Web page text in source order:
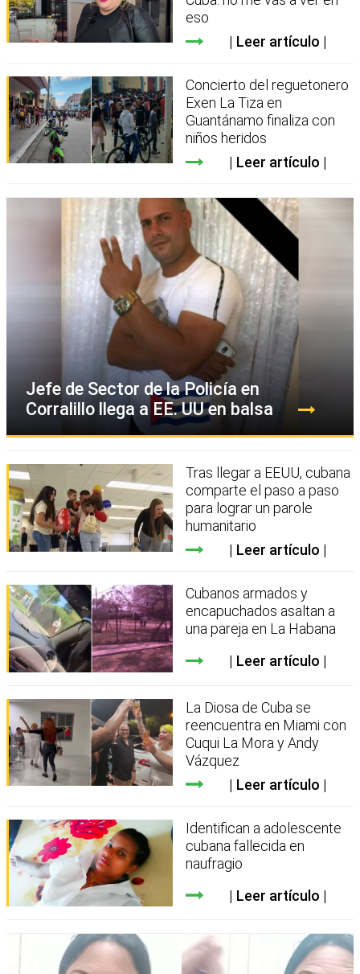
eso
Leer artículo
Concierto del reguetonero
Exen La Tiza en
Guantánamo finaliza con
niños heridos
Leer artículo
Jefe de Sector de la Policía en
Corralillo llega a EE. UU en balsa
Tras llegar a EEUU, cubana
comparte el paso a paso
para lograr un parole
humanitario
Leer artículo
Cubanos armados y
encapuchados asaltan a
una pareja en La Habana
Leer artículo
La Diosa de Cuba se
reencuentra en Miami con
Cuqui La Mora y Andy
Vázquez
Leer artículo
Identifican a adolescente
cubana fallecida en
naufragio
Leer artículo